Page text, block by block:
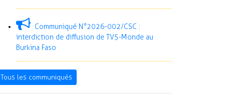
Communiqué N°2026-002/CSC :
interdiction de diffusion de TV5-Monde au
Burkina Faso
Tous les communiqués